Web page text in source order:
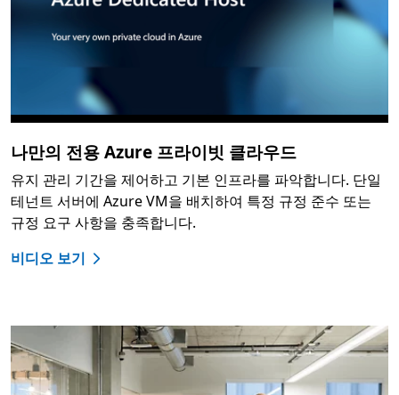
나만의 전용 Azure 프라이빗 클라우드
유지 관리 기간을 제어하고 기본 인프라를 파악합니다. 단일
테넌트 서버에 Azure VM을 배치하여 특정 규정 준수 또는
규정 요구 사항을 충족합니다.
비디오 보기